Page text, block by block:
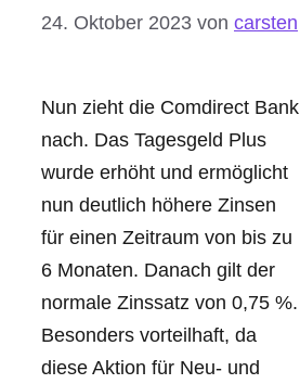
24. Oktober 2023 von carsten
Nun zieht die Comdirect Bank
nach. Das Tagesgeld Plus
wurde erhöht und ermöglicht
nun deutlich höhere Zinsen
für einen Zeitraum von bis zu
6 Monaten. Danach gilt der
normale Zinssatz von 0,75 %.
Besonders vorteilhaft, da
diese Aktion für Neu- und